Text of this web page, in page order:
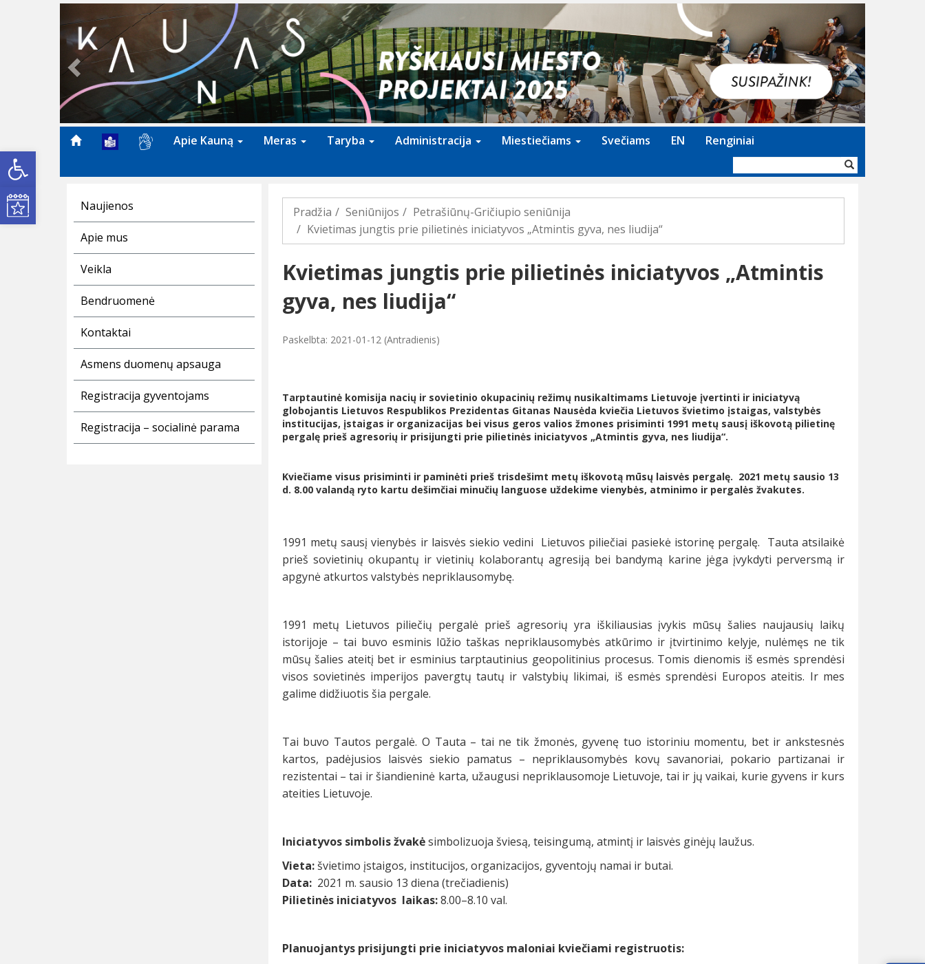
Open toolbar
Kultūros renginiai
Previous
Apie Kauną Meras Taryba Administracija Miestiečiams Svečiams EN Renginiai
forma
Naujienos
Apie mus
Veikla
Bendruomenė
Kontaktai
Asmens duomenų apsauga
Registracija gyventojams
Registracija – socialinė parama
Pradžia Seniūnijos
Petrašiūnų-Gričiupio seniūnija
Kvietimas jungtis prie pilietinės iniciatyvos „Atmintis gyva, nes liudija“
Kvietimas jungtis prie pilietinės iniciatyvos „Atmintis
gyva, nes liudija“
Paskelbta: 2021-01-12 (Antradienis)
Tarptautinė komisija nacių ir sovietinio okupacinių režimų nusikaltimams Lietuvoje įvertinti ir iniciatyvą
globojantis Lietuvos Respublikos Prezidentas Gitanas Nausėda kviečia Lietuvos švietimo įstaigas, valstybės
institucijas, įstaigas ir organizacijas bei visus geros valios žmones prisiminti 1991 metų sausį iškovotą pilietinę
pergalę prieš agresorių ir prisijungti prie pilietinės iniciatyvos „Atmintis gyva, nes liudija“.
Kviečiame visus prisiminti ir paminėti prieš trisdešimt metų iškovotą mūsų laisvės pergalę. 2021 metų sausio 13
d. 8.00 valandą ryto kartu dešimčiai minučių languose uždekime vienybės, atminimo ir pergalės žvakutes.
1991 metų sausį vienybės ir laisvės siekio vedini Lietuvos piliečiai pasiekė istorinę pergalę. Tauta atsilaikė
prieš sovietinių okupantų ir vietinių kolaborantų agresiją bei bandymą karine jėga įvykdyti perversmą ir
apgynė atkurtos valstybės nepriklausomybę.
1991 metų Lietuvos piliečių pergalė prieš agresorių yra iškiliausias įvykis mūsų šalies naujausių laikų
istorijoje – tai buvo esminis lūžio taškas nepriklausomybės atkūrimo ir įtvirtinimo kelyje, nulėmęs ne tik
mūsų šalies ateitį bet ir esminius tarptautinius geopolitinius procesus. Tomis dienomis iš esmės sprendėsi
visos sovietinės imperijos pavergtų tautų ir valstybių likimai, iš esmės sprendėsi Europos ateitis. Ir mes
galime didžiuotis šia pergale.
Tai buvo Tautos pergalė. O Tauta – tai ne tik žmonės, gyvenę tuo istoriniu momentu, bet ir ankstesnės
kartos, padėjusios laisvės siekio pamatus – nepriklausomybės kovų savanoriai, pokario partizanai ir
rezistentai – tai ir šiandieninė karta, užaugusi nepriklausomoje Lietuvoje, tai ir jų vaikai, kurie gyvens ir kurs
ateities Lietuvoje.
Iniciatyvos simbolis žvakėsimbolizuoja šviesą, teisingumą, atmintį ir laisvės ginėjų laužus.
Vieta:švietimo įstaigos, institucijos, organizacijos, gyventojų namai ir butai.
Data:2021 m. sausio 13 diena (trečiadienis)
Pilietinės iniciatyvos laikas:8.00–8.10 val.
Planuojantys prisijungti prie iniciatyvos maloniai kviečiami registruotis: